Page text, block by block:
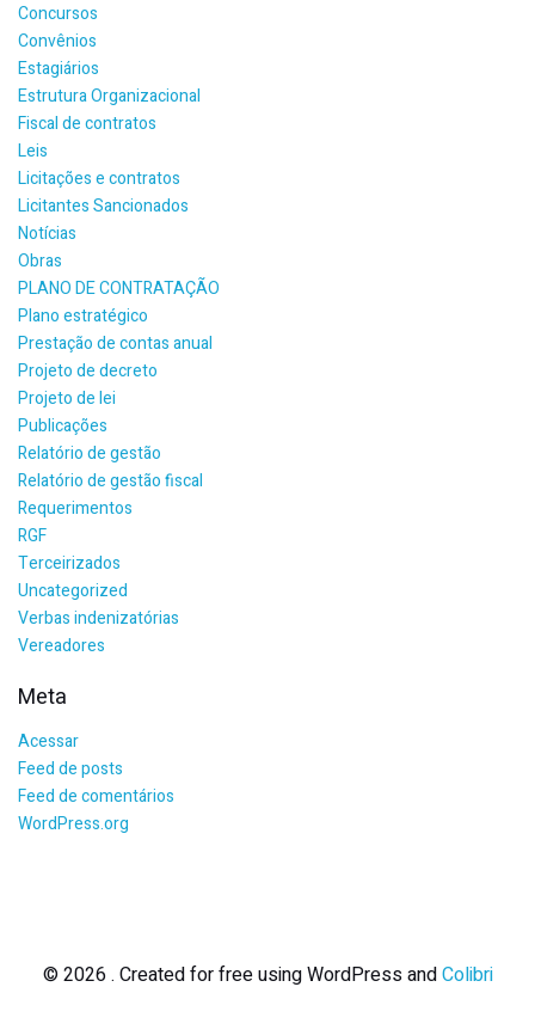
Concursos
Convênios
Estagiários
Estrutura Organizacional
Fiscal de contratos
Leis
Licitações e contratos
Licitantes Sancionados
Notícias
Obras
PLANO DE CONTRATAÇÃO
Plano estratégico
Prestação de contas anual
Projeto de decreto
Projeto de lei
Publicações
Relatório de gestão
Relatório de gestão fiscal
Requerimentos
RGF
Terceirizados
Uncategorized
Verbas indenizatórias
Vereadores
Meta
Acessar
Feed de posts
Feed de comentários
WordPress.org
© 2026 . Created for free using WordPress andColibri